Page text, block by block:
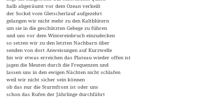
halb abgeräumt vor dem Ozean verkeilt
der Sockel vom Gletscherlauf aufgezehrt
gelangen wir nicht mehr zu den Kaltblütern
um sie in die geschützten Gehege zu führen
und uns vor dem Wintereinbruch einzudecken
so setzen wir zu den letzten Nachbarn über
senden von dort Anweisungen auf Kurzwelle
bis wir etwas erreichen das Plateau wieder offen ist
jagen die Meuten durch die Frequenzen und
lassen uns in den ewigen Nächten nicht schlafen
weil wir nicht sicher sein können
ob das nur die Sturmfront ist oder uns
schon das Rufen der Jährlinge durchfährt